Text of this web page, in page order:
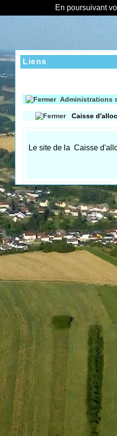
En poursuivant
Liens
Administrations
Caisse
Le site de la Caisse